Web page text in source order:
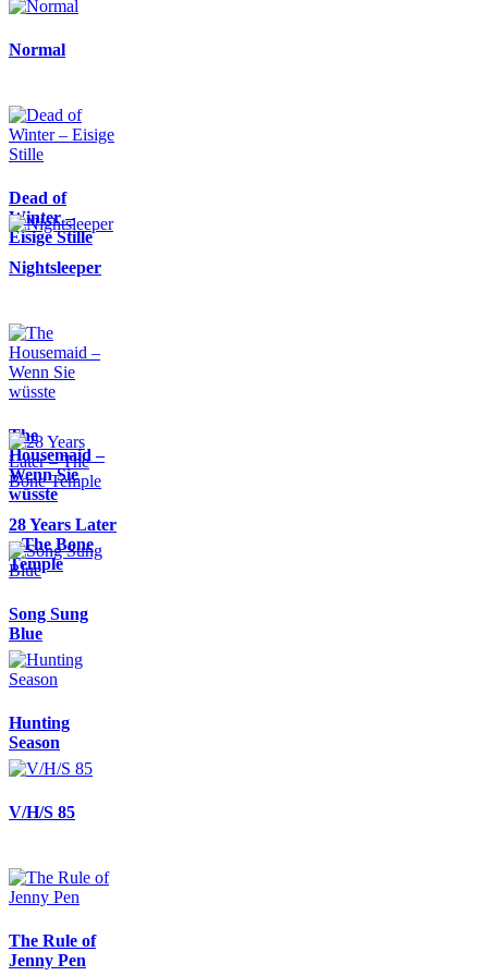
Normal
Dead of
Winter –
Eisige Stille
Nightsleeper
The
Housemaid –
Wenn Sie
wüsste
28 Years Later
– The Bone
Temple
Song Sung
Blue
Hunting
Season
V/H/S 85
The Rule of
Jenny Pen